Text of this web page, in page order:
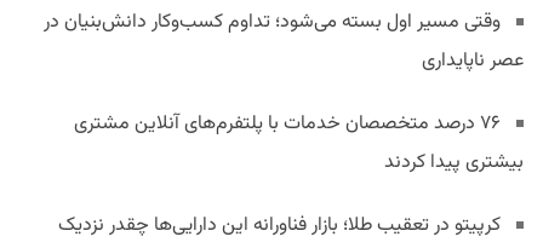
وقتی مسیر اول بسته می‌شود؛ تداوم کسب‌وکار دانش‌بنیان در
عصر ناپایداری
۷۶ درصد متخصصان خدمات با پلتفرم‌های آنلاین مشتری
بیشتری پیدا کردند
کرپیتو در تعقیب طلا؛ بازار فناورانه این دارایی‌ها چقدر نزدیک